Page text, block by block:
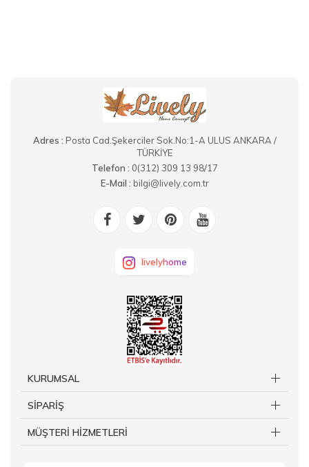
Adres : Posta Cad.Şekerciler Sok.No:1-A ULUS ANKARA /
TÜRKİYE
Telefon : 0(312) 309 13 98/17
E-Mail : bilgi@lively.com.tr
livelyhome
KURUMSAL
SİPARİŞ
MÜŞTERİ HİZMETLERİ